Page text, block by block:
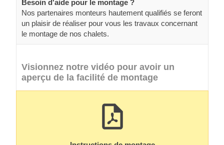
Besoin d'aide pour le montage ?
Nos partenaires monteurs hautement qualifiés se feront
un plaisir de réaliser pour vous les travaux concernant
le montage de nos chalets.
Visionnez notre vidéo pour avoir un
aperçu de la facilité de montage